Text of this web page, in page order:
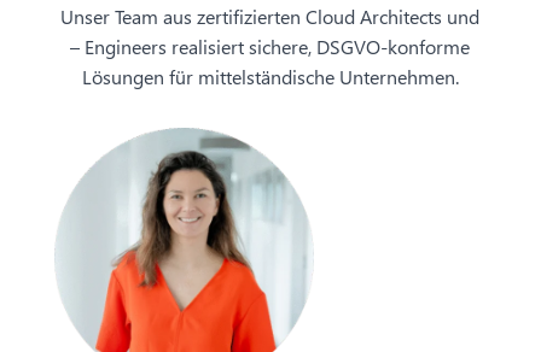
Unser Team aus zertifizierten Cloud Architects und
– Engineers realisiert sichere, DSGVO-konforme
Lösungen für mittelständische Unternehmen.